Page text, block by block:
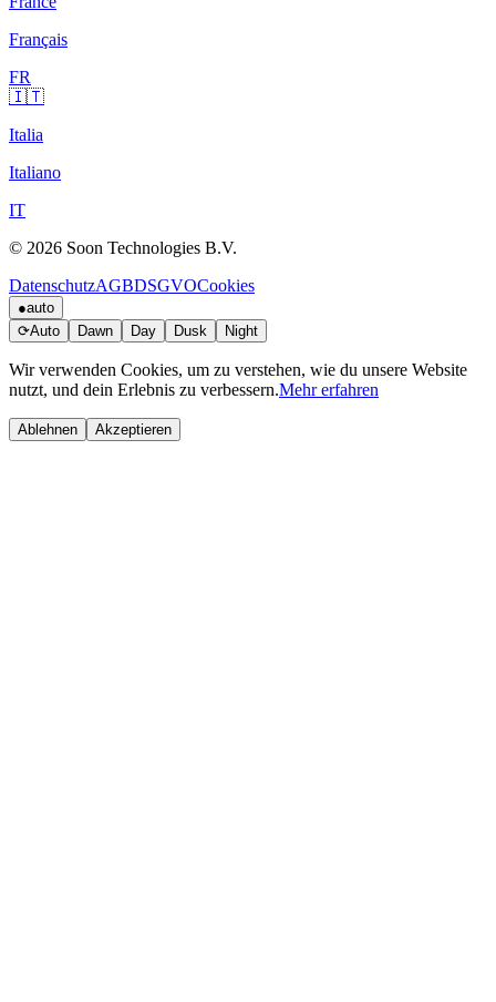
Français
FR
🇮🇹
Italia
Italiano
IT
© 2026 Soon Technologies B.V.
DatenschutzAGBDSGVOCookies
●auto
⟳Auto Dawn Day Dusk Night
Wir verwenden Cookies, um zu verstehen, wie du unsere Website
nutzt, und dein Erlebnis zu verbessern.Mehr erfahren
Ablehnen Akzeptieren